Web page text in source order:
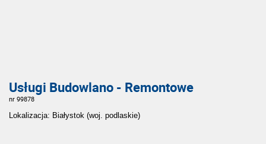
Usługi Budowlano - Remontowe
nr 99878
Lokalizacja: Białystok (woj. podlaskie)